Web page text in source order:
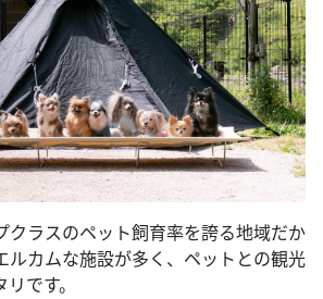
クラスのペット飼育率を誇る地域だか
ルカムな施設が多く、ペットとの観光
です。